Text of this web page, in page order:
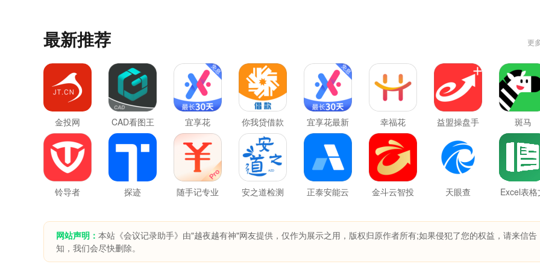
最新推荐 更
金投网 CAD看图王 宜享花 你我贷借款
宜享花最新
版
幸福花 益盟操盘手 斑马
铃导者 探迹
随手记专业
安之道检测
正泰安能云
金斗云智投 天眼查
Excel表格
网站声明： 本站《会议记录助手》由"越夜越有神"网友提供，仅作为展示之用，版权归原作者所有;如果侵犯了您的权益，请来信告
知，我们会尽快删除。